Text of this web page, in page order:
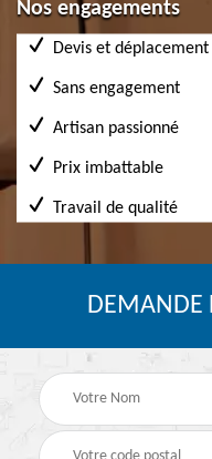
Nos engagements
Devis et
Sans engagement
Artisan passionné
Prix imbattable
Travail de qualité
DEMANDE